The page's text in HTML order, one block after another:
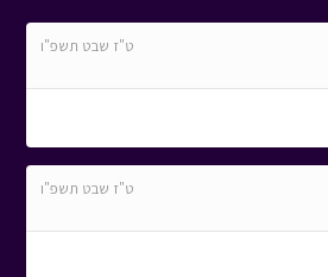
ט"ז שבט תשפ"ו
ט"ז שבט תשפ"ו